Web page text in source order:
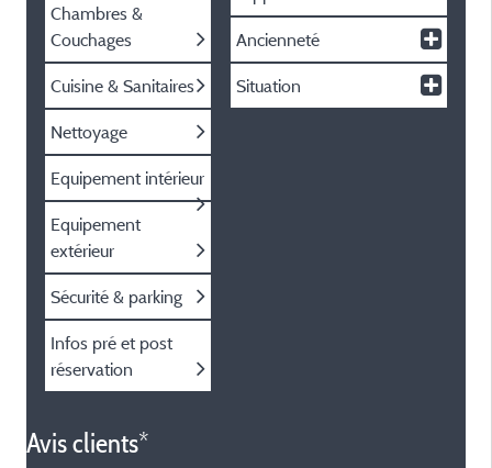
Chambres &
Couchages
Cuisine & Sanitaires
Nettoyage
Equipement intérieur
Equipement
extérieur
Sécurité & parking
Infos pré et post
réservation
Ancienneté
Situation
Avis clients*